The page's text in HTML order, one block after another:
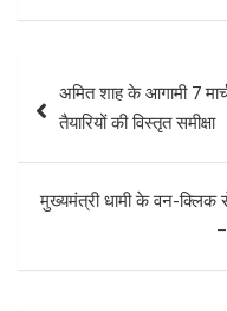
navigation
अमित शाह के आगामी 7
तैयारियों की विस्तृत समीक्षा
मुख्यमंत्री धामी के वन-क्लिक